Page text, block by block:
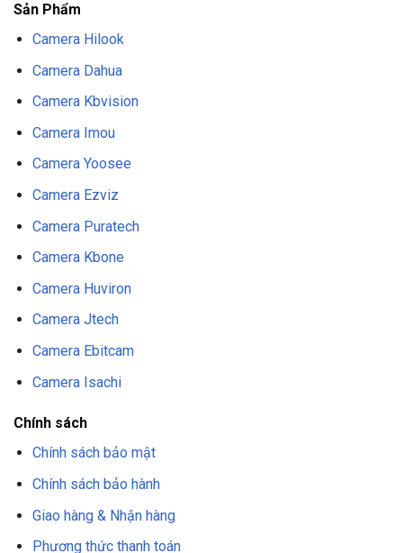
Sản Phẩm
Camera Hilook
Camera Dahua
Camera Kbvision
Camera Imou
Camera Yoosee
Camera Ezviz
Camera Puratech
Camera Kbone
Camera Huviron
Camera Jtech
Camera Ebitcam
Camera Isachi
Chính sách
Chính sách bảo mật
Chính sách bảo hành
Giao hàng & Nhận hàng
Phương thức thanh toán